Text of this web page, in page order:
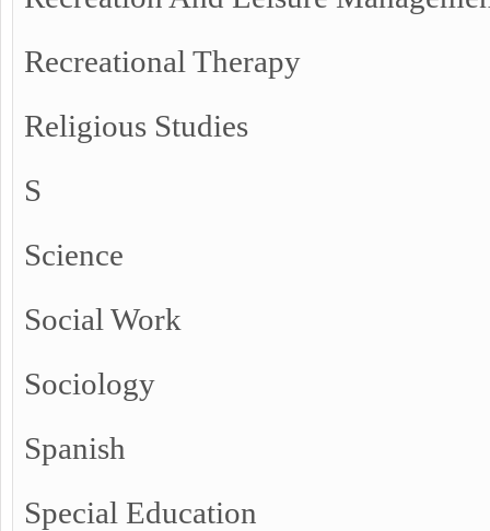
Recreational Therapy
Religious Studies
S
Science
Social Work
Sociology
Spanish
Special Education